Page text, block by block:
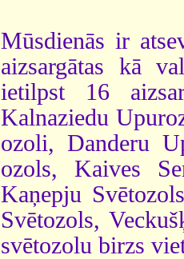
Mūsdienās ir
aizsargātas kā
ietilpst 16
Kalnaziedu
ozoli, Danderu
ozols, Kaives
Kaņepju
Svētozols,
svētozolu birzs